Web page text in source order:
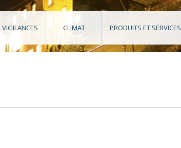
VIGILANCES CLIMAT PRODUITS ET SERVICES